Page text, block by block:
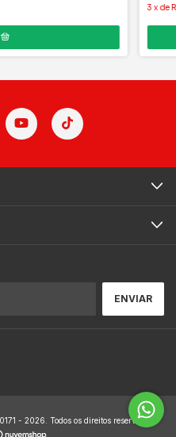
3 xde
- 2026. Todos os direitos reservados.